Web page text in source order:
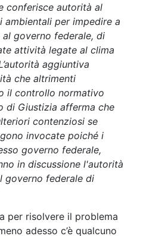
conferisce autorità al
per impedire a
governo federale, di
attività legate al clima
aggiuntiva
che altrimenti
il controllo normativo
di Giustizia afferma che
contenziosi se
invocate poiché i
governo federale,
in discussione l'autorità
governo federale di
per risolvere il problema
adesso c’è qualcuno